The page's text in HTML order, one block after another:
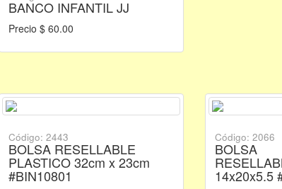
BANCO INFANTIL JJ
Precio $ 60.00
Código: 2443
BOLSA RESELLABLE
PLASTICO 32cm x 23cm
#BIN10801
Código: 2066
BOLSA
14x20x5.5